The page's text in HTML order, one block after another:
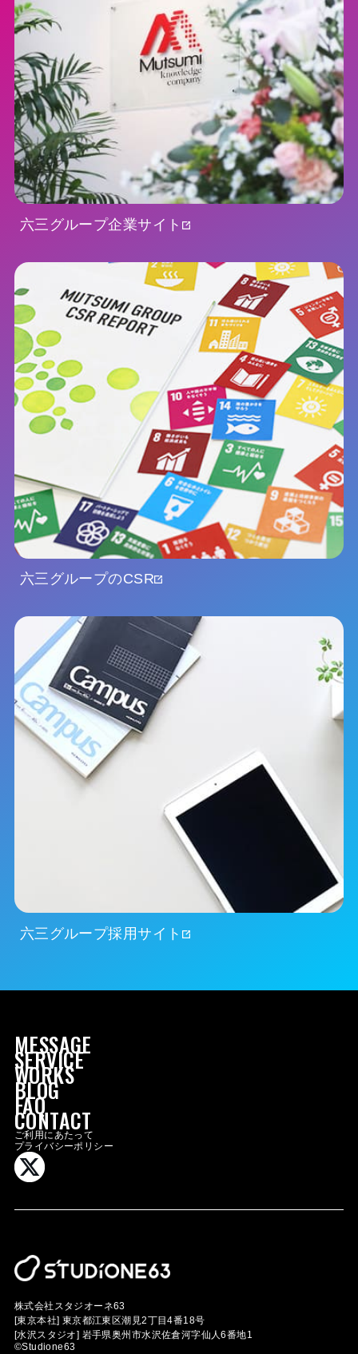
MESSAGE
SERVICE
WORKS
BLOG
FAQ
CONTACT
GROUP SITE
CSR
RECRUIT
六三グループ企業サイト
六三グループのCSR
六三グループ採用サイト
株式会社スタジオーネ63
[東京本社] 東京都江東区潮見2丁目4番18号
[水沢スタジオ] 岩手県奥州市水沢佐倉河字仙人6番地1
©Studione63
MESSAGE
SERVICE
WORKS
BLOG
FAQ
CONTACT
ご利用にあたって
プライバシーポリシー